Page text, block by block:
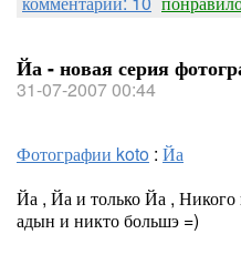
Йа - новая серия
31-07-2007 00:44
Фотографии koto : Йа
Йа , Йа и только Йа , Никого
адын и никто большэ =)